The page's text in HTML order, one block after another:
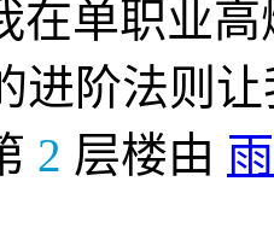
在单职业
进阶法则
2 层楼由